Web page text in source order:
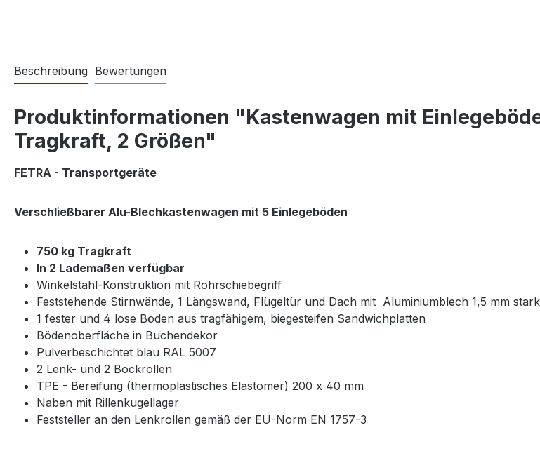
Beschreibung Bewertungen
Produktinformationen "Kastenwagen mit
Tragkraft, 2 Größen"
FETRA - Transportgeräte
Verschließbarer Alu-Blechkastenwagen mit 5 Einlegeböden
750 kg Tragkraft
In 2 Lademaßen verfügbar
Winkelstahl-Konstruktion mit Rohrschiebegriff
Feststehende Stirnwände, 1 Längswand, Flügeltür und Dach mit Aluminiumblech 1,5 mm
1 fester und 4 lose Böden aus tragfähigem, biegesteifen Sandwichplatten
Bödenoberfläche in Buchendekor
Pulverbeschichtet blau RAL 5007
2 Lenk- und 2 Bockrollen
TPE - Bereifung (thermoplastisches Elastomer) 200 x 40 mm
Naben mit Rillenkugellager
Feststeller an den Lenkrollen gemäß der EU-Norm EN 1757-3